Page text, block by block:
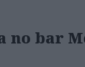
no bar